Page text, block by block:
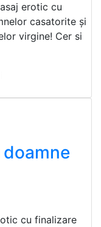
erotic cu
casatorite și
virgine! Cer si
cu finalizare